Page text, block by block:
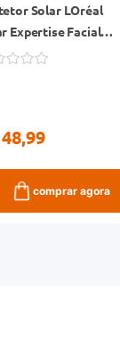
Solar LOréal
Expertise Facial
Antioleosidade Cor
comprar agora